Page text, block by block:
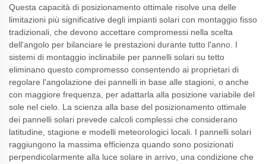
Questa capacità di posizionamento ottimale risolve una delle
limitazioni più significative degli impianti solari con montaggio fisso
tradizionali, che devono accettare compromessi nella scelta
dell'angolo per bilanciare le prestazioni durante tutto l'anno. I
sistemi di montaggio inclinabile per pannelli solari su tetto
eliminano questo compromesso consentendo ai proprietari di
regolare l'angolazione dei pannelli in base alle stagioni, o anche
con maggiore frequenza, per adattarla alla posizione variabile del
sole nel cielo. La scienza alla base del posizionamento ottimale
dei pannelli solari prevede calcoli complessi che considerano
latitudine, stagione e modelli meteorologici locali. I pannelli solari
raggiungono la massima efficienza quando sono posizionati
perpendicolarmente alla luce solare in arrivo, una condizione che